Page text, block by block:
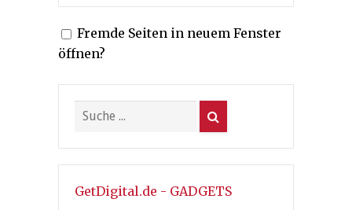
der
Beiträge
Fremde Seiten in neuem Fenster
öffnen?
GetDigital.de - GADGETS